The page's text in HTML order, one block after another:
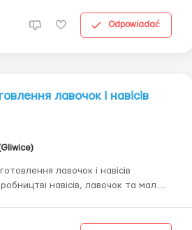
Odpowiadać
лавочок і навісів
лавочок і навісів
навісів, лавочок та малої